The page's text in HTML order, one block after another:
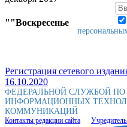
""Воскресенье
Регистрация сетевого
16.10.2020
ФЕДЕРАЛЬНОЙ СЛУЖБОЙ ПО
ИНФОРМАЦИОННЫХ
КОММУНИКАЦИЙ
Контакты редакции сайта